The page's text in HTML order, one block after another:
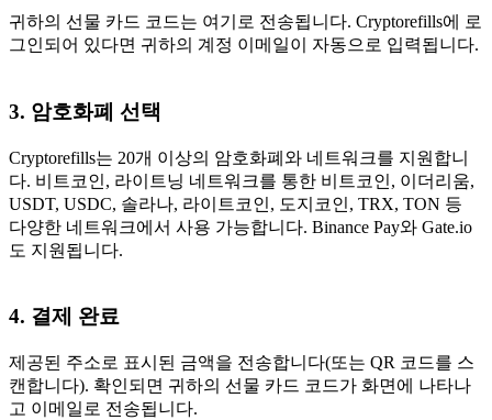
귀하의 선물 카드 코드는 여기로 전송됩니다. Cryptorefills에 로
그인되어 있다면 귀하의 계정 이메일이 자동으로 입력됩니다.
3. 암호화폐 선택
Cryptorefills는 20개 이상의 암호화폐와 네트워크를 지원합니
다. 비트코인, 라이트닝 네트워크를 통한 비트코인, 이더리움,
USDT, USDC, 솔라나, 라이트코인, 도지코인, TRX, TON 등
다양한 네트워크에서 사용 가능합니다. Binance Pay와 Gate.io
도 지원됩니다.
4. 결제 완료
제공된 주소로 표시된 금액을 전송합니다(또는 QR 코드를 스
캔합니다). 확인되면 귀하의 선물 카드 코드가 화면에 나타나
고 이메일로 전송됩니다.